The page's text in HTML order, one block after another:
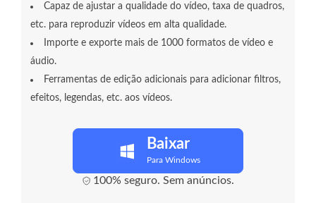
Capaz de ajustar a qualidade do vídeo, taxa de quadros,
etc. para reproduzir vídeos em alta qualidade.
Importe e exporte mais de 1000 formatos de vídeo e
áudio.
Ferramentas de edição adicionais para adicionar filtros,
efeitos, legendas, etc. aos vídeos.
Baixar
Para Windows
100% seguro. Sem anúncios.